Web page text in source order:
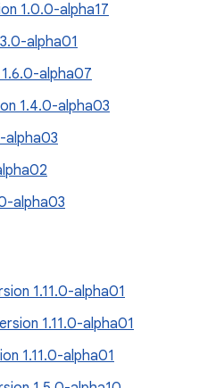
1.0.0-alpha17
alpha01
alpha07
1.4.0-alpha03
alpha03
alpha03
1.11.0-alpha01
1.11.0-alpha01
1.11.0-alpha01